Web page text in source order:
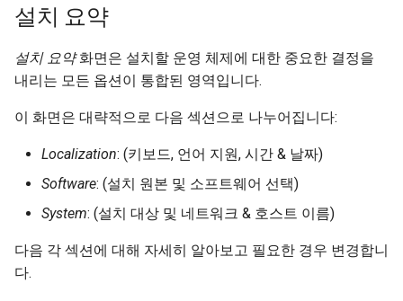
설치 요약
설치 요약화면은 설치할 운영 체제에 대한 중요한 결정을
내리는 모든 옵션이 통합된 영역입니다.
이 화면은 대략적으로 다음 섹션으로 나누어집니다:
Localization: (키보드, 언어 지원, 시간 & 날짜)
Software: (설치 원본 및 소프트웨어 선택)
System: (설치 대상 및 네트워크 & 호스트 이름)
다음 각 섹션에 대해 자세히 알아보고 필요한 경우 변경합니
다.